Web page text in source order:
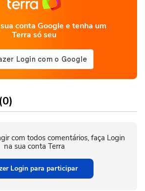
conta Google e tenha um
Terra só seu
com todos comentários, faça Login
na sua conta Terra
Login para participar